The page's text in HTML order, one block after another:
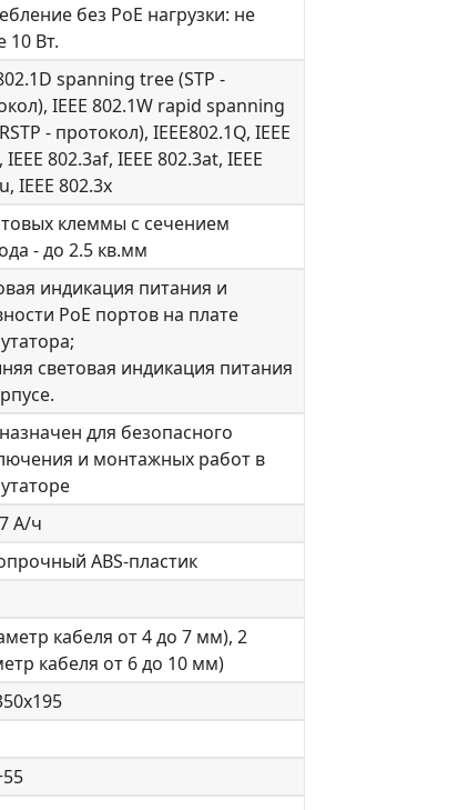
без PoE нагрузки: не
10 Вт.
spanning tree (STP -
IEEE 802.1W rapid spanning
- протокол), IEEE802.1Q, IEEE
IEEE 802.3af, IEEE 802.3at, IEEE
IEEE 802.3x
клеммы с сечением
- до 2.5 кв.мм
индикация питания и
PoE портов на плате
световая индикация питания
для безопасного
и монтажных работ в
А/ч
ABS-пластик
кабеля от 4 до 7 мм), 2
кабеля от 6 до 10 мм)